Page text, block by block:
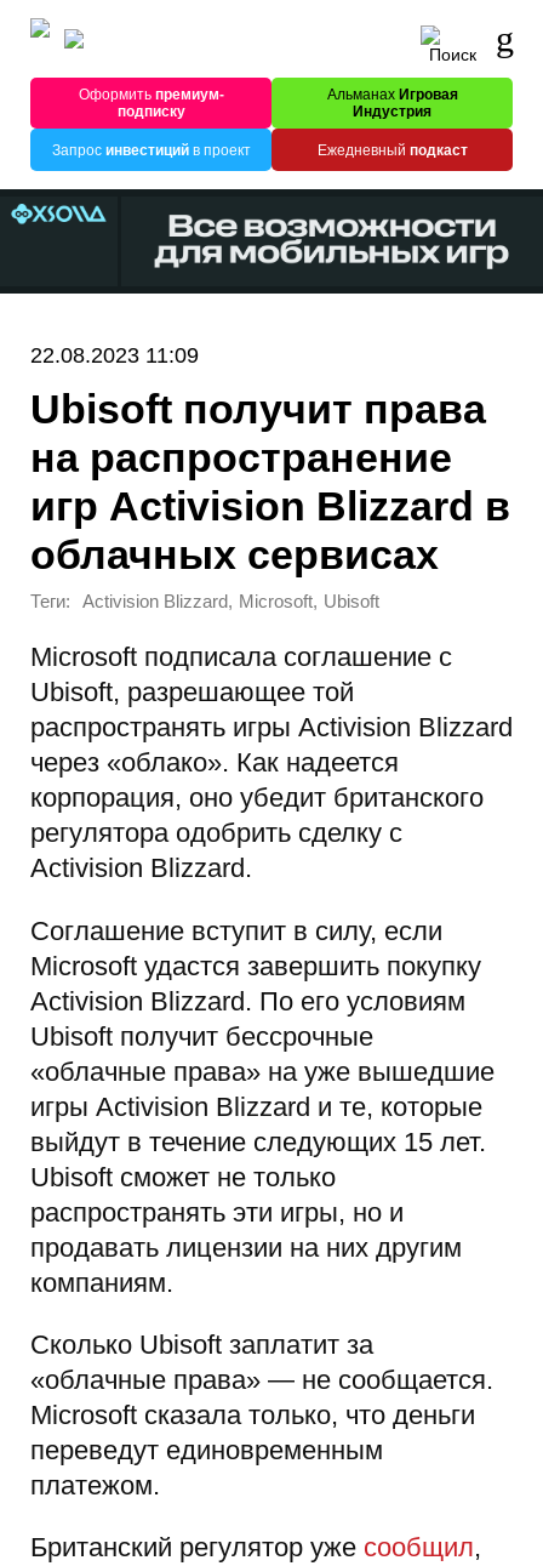
Оформитьпремиум-
подписку
Альманах Игровая
Индустрия
Запрос инвестицийв проект Ежедневный подкаст
22.08.2023 11:09
Ubisoft получит права
на распространение
игр Activision Blizzard в
облачных сервисах
Теги: Activision Blizzard, Microsoft, Ubisoft
Microsoft подписала соглашение с
Ubisoft, разрешающее той
распространять игры Activision Blizzard
через «облако». Как надеется
корпорация, оно убедит британского
регулятора одобрить сделку с
Activision Blizzard.
Соглашение вступит в силу, если
Microsoft удастся завершить покупку
Activision Blizzard. По его условиям
Ubisoft получит бессрочные
«облачные права» на уже вышедшие
игры Activision Blizzard и те, которые
выйдут в течение следующих 15 лет.
Ubisoft сможет не только
распространять эти игры, но и
продавать лицензии на них другим
компаниям.
Сколько Ubisoft заплатит за
«облачные права» — не сообщается.
Microsoft сказала только, что деньги
переведут единовременным
платежом.
Британский регулятор уже сообщил,